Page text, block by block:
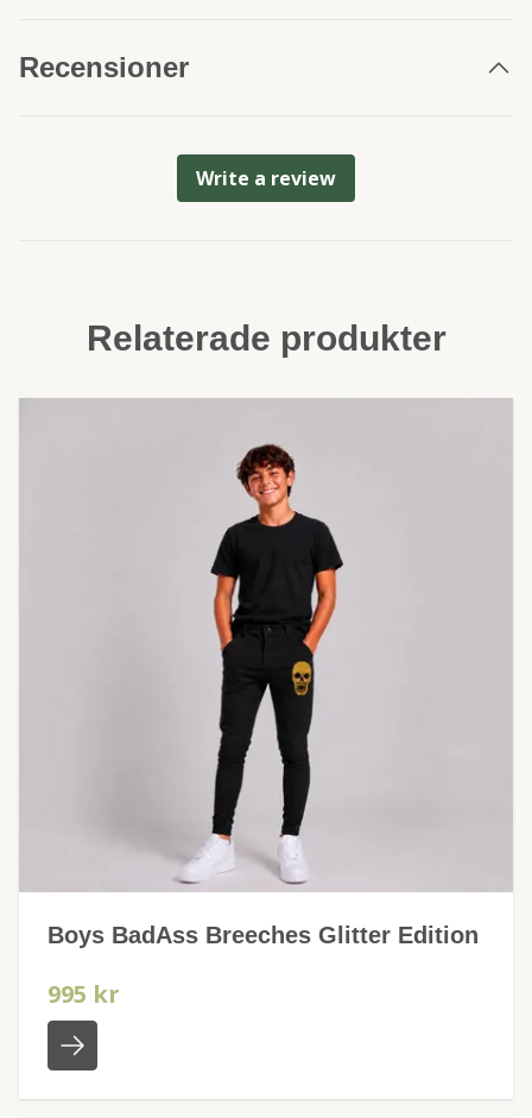
Recensioner
Write a review
Relaterade produkter
Boys BadAss Breeches Glitter Edition
995 kr